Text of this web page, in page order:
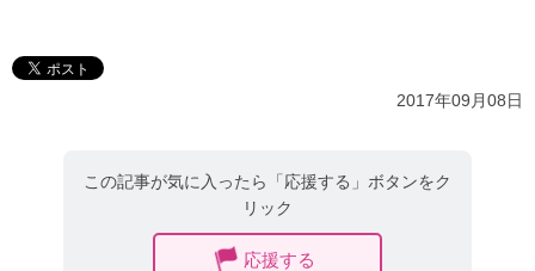
2017年09月08日
この記事が気に入ったら「応援する」ボタンをク
リック
応援する